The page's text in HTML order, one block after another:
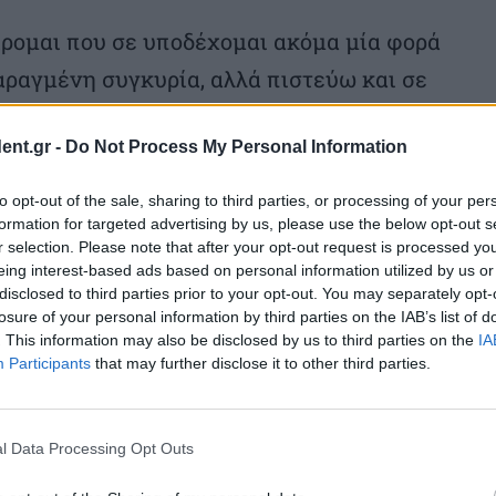
- Do Not Process My Personal Information
opt-out of the sale, sharing to third parties, or processing of your
for targeted advertising by us, please use the below opt-out
selection. Please note that after your opt-out request is processed
interest-based ads based on personal information utilized by us
to third parties prior to your opt-out. You may separately
of your personal information by third parties on the IAB’s list of
This information may also be disclosed by us to third parties on the
Participants that may further disclose it to other third parties.
Data Processing Opt Outs
που σε υποδέχομαι ακόμα μία φορά
συγκυρία, αλλά πιστεύω και σε
της Ελλάδος και της Κύπρου δεν ήταν
στην ελληνική πρωτοβουλία να
εξαιρετικά δύσκολη στιγμή, όπου
της Κυπριακής Δημοκρατίας και να
το γεγονός ότι η ελληνική πρωτοβουλία
ευρύτερης ευρωπαϊκής κινητοποίησης,
ότι μπορούμε και ως Ευρώπη μόνοι
υπεράσπισης της κυριαρχίας των
απ’ ό,τι στο παρελθόν.